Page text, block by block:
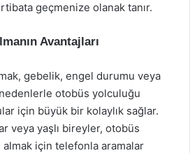
geçmenize olanak tanır.
Avantajları
gebelik, engel durumu veya
nedenlerle otobüs yolculuğu
için büyük bir kolaylık sağlar.
veya yaşlı bireyler, otobüs
için telefonla aramalar